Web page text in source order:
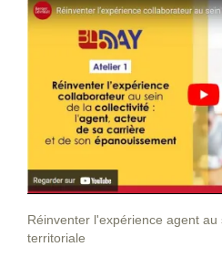
Réinventer l'expérience agent au
territoriale